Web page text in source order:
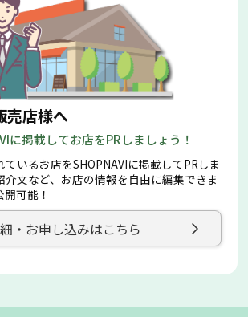
売店様へ
に掲載してお店をPRしましょう！
ているお店をSHOPNAVIに掲載してPRしま
介文など、お店の情報を自由に編集できま
可能！
・お申し込みはこちら